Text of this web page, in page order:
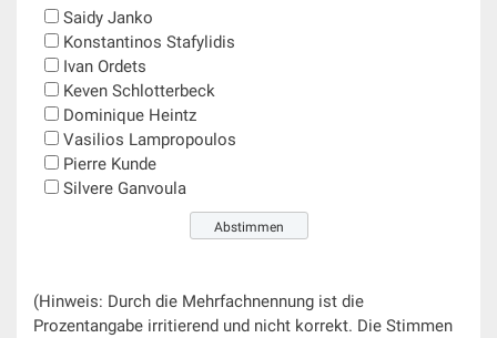
Saidy Janko
Konstantinos Stafylidis
Ivan Ordets
Keven Schlotterbeck
Dominique Heintz
Vasilios Lampropoulos
Pierre Kunde
Silvere Ganvoula
(Hinweis: Durch die Mehrfachnennung ist die
Prozentangabe irritierend und nicht korrekt. Die Stimmen